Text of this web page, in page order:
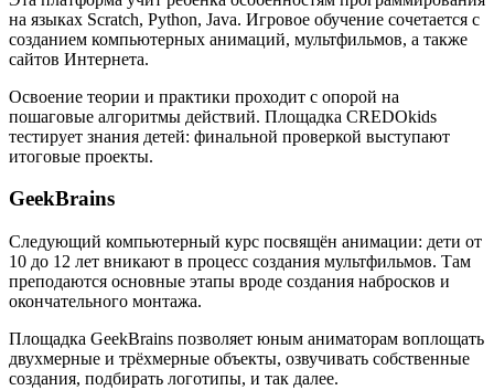
на языках Scratch, Python, Java. Игровое обучение сочетается с
созданием компьютерных анимаций, мультфильмов, а также
сайтов Интернета.
Освоение теории и практики проходит с опорой на
пошаговые алгоритмы действий. Площадка CREDOkids
тестирует знания детей: финальной проверкой выступают
итоговые проекты.
GeekBrains
Следующий компьютерный курс посвящён анимации: дети от
10 до 12 лет вникают в процесс создания мультфильмов. Там
преподаются основные этапы вроде создания набросков и
окончательного монтажа.
Площадка GeekBrains позволяет юным аниматорам воплощать
двухмерные и трёхмерные объекты, озвучивать собственные
создания, подбирать логотипы, и так далее.